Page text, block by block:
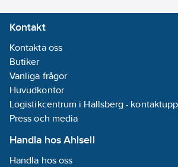
Kontakt
Kontakta oss
Butiker
Vanliga frågor
Huvudkontor
Logistikcentrum i Hallsberg -
Press och media
Handla hos Ahlsell
Handla hos oss